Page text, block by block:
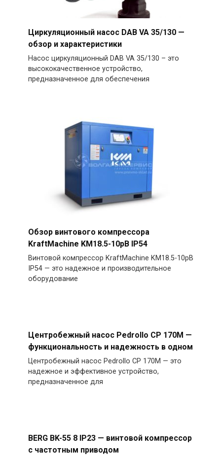
Циркуляционный насос DAB VA 35/130 —
обзор и характеристики
Насос циркуляционный DAB VA 35/130 – это
высококачественное устройство,
предназначенное для обеспечения
Обзор винтового компрессора
KraftMachine KM18.5-10рВ IP54
Винтовой компрессор KraftMachine KM18.5-10рВ
IP54 — это надежное и производительное
оборудование
Центробежный насос Pedrollo CP 170M —
функциональность и надежность в одном
Центробежный насос Pedrollo CP 170M — это
надежное и эффективное устройство,
предназначенное для
BERG BK-55 8 IP23 — винтовой компрессор
с частотным приводом